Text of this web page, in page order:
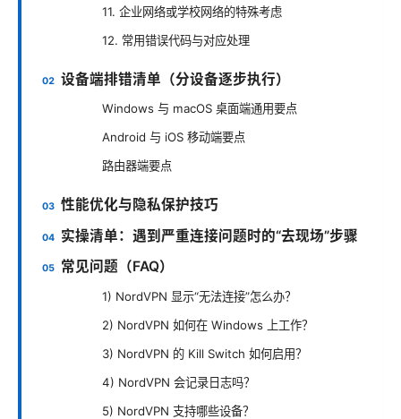
11. 企业网络或学校网络的特殊考虑
12. 常用错误代码与对应处理
设备端排错清单（分设备逐步执行）
Windows 与 macOS 桌面端通用要点
Android 与 iOS 移动端要点
路由器端要点
性能优化与隐私保护技巧
实操清单：遇到严重连接问题时的“去现场”步骤
常见问题（FAQ）
1) NordVPN 显示“无法连接”怎么办？
2) NordVPN 如何在 Windows 上工作？
3) NordVPN 的 Kill Switch 如何启用？
4) NordVPN 会记录日志吗？
5) NordVPN 支持哪些设备？